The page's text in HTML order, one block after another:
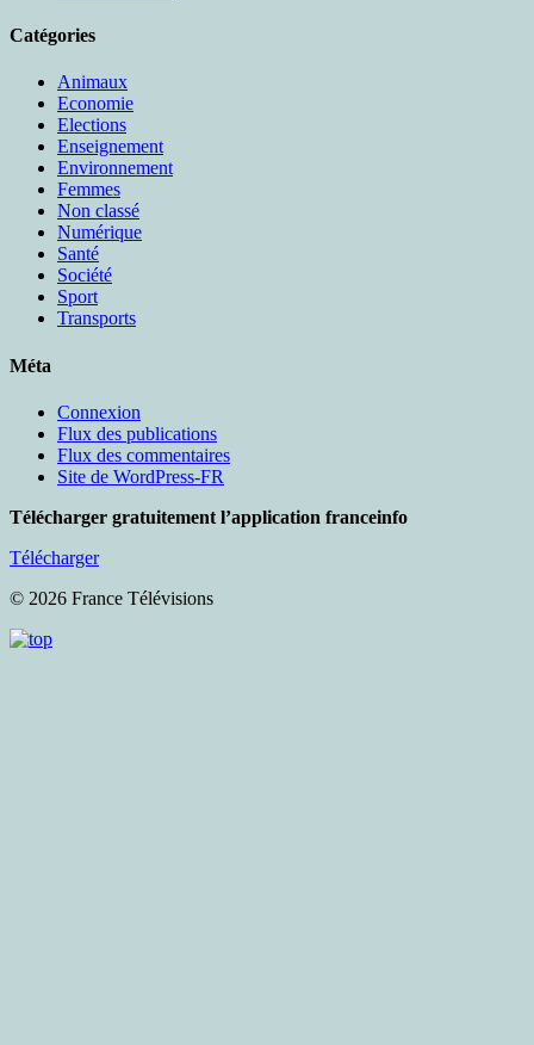
Catégories
Animaux
Economie
Elections
Enseignement
Environnement
Femmes
Non classé
Numérique
Santé
Société
Sport
Transports
Méta
Connexion
Flux des publications
Flux des commentaires
Site de WordPress-FR
Télécharger gratuitement l’application franceinfo
Télécharger
© 2026 France Télévisions